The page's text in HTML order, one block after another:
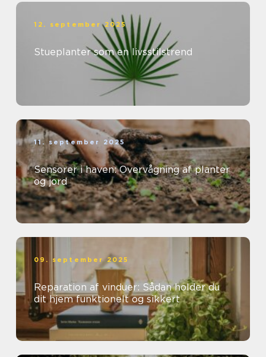
12. september 2025
Stueplanter som en livsstilstrend
11. september 2025
Sensorer i haven: Overvågning af planter
og jord
09. september 2025
Reparation af vinduer: Sådan holder du
dit hjem funktionelt og sikkert